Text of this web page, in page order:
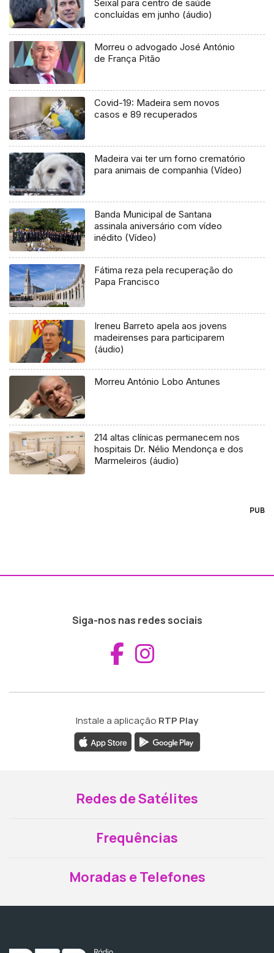
Seixal para centro de saúde
concluídas em junho (áudio)
Morreu o advogado José António
de França Pitão
Covid-19: Madeira sem novos
casos e 89 recuperados
Madeira vai ter um forno crematório
para animais de companhia (Vídeo)
Banda Municipal de Santana
assinala aniversário com vídeo
inédito (Vídeo)
Fátima reza pela recuperação do
Papa Francisco
Ireneu Barreto apela aos jovens
madeirenses para participarem
(áudio)
Morreu António Lobo Antunes
214 altas clínicas permanecem nos
hospitais Dr. Nélio Mendonça e dos
Marmeleiros (áudio)
PUB
Siga-nos nas redes sociais
Aceder ao
Instale a aplicação RTP Play
Redes de Satélites
Frequências
Moradas e Telefones